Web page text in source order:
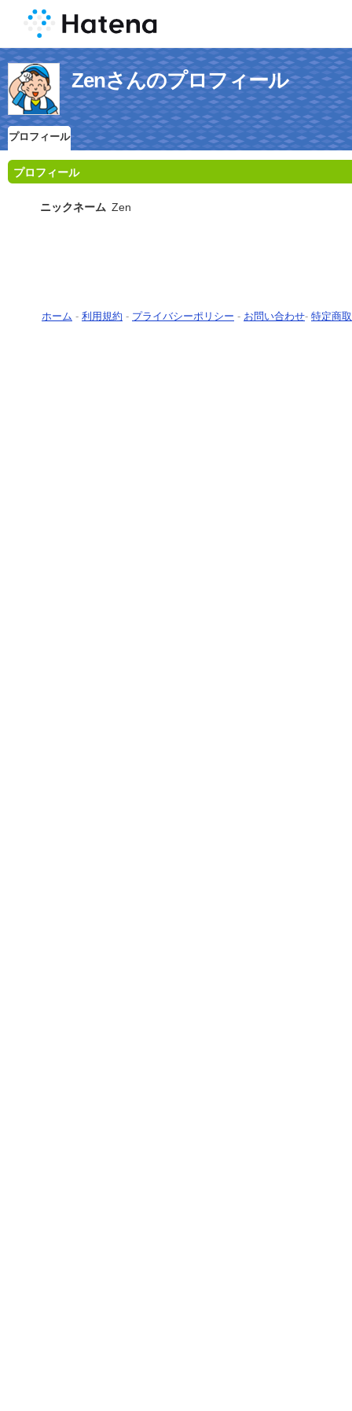
Zenさんのプロフィール
プロフィール
プロフィール
ニックネーム Zen
ホーム - 利用規約 - プライバシーポリシー - お問い合わせ- 特定商